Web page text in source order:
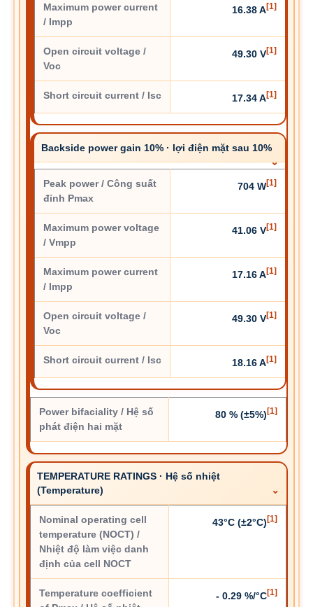
Maximum power current
/ Impp
16.38 A[1]
Open circuit voltage /
Voc
49.30 V[1]
Short circuit current / Isc 17.34 A[1]
Backside power gain 10% · lợi điện mặt sau 10%
Peak power / Công suất
đỉnh Pmax
704 W[1]
Maximum power voltage
/ Vmpp
41.06 V[1]
Maximum power current
/ Impp
17.16 A[1]
Open circuit voltage /
Voc
49.30 V[1]
Short circuit current / Isc 18.16 A[1]
Power bifaciality / Hệ số
phát điện hai mặt
80 % (±5%) [1]
TEMPERATURE RATINGS · Hệ số nhiệt
(Temperature)
Nominal operating cell
temperature (NOCT) /
Nhiệt độ làm việc danh
định của cell NOCT
43°C (±2°C) [1]
Temperature coefficient
- 0.29 %/°C[1]